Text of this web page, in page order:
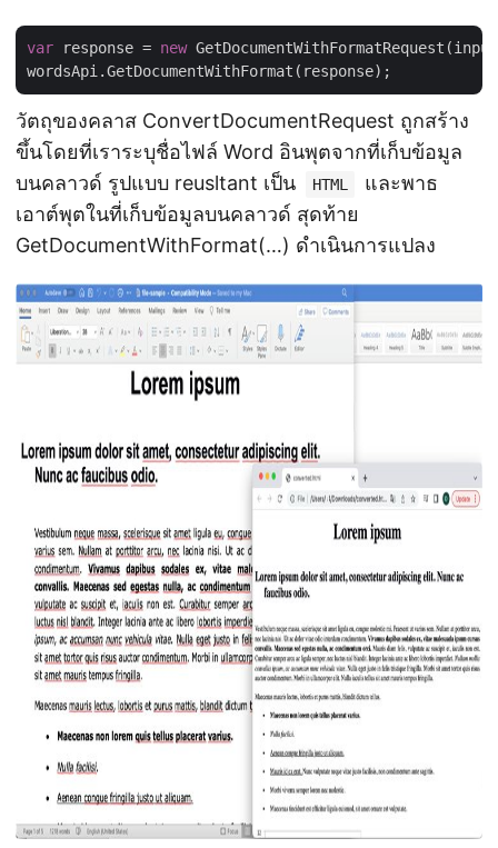
var response = new
วัตถุของคลาส ConvertDocumentRequest ถูกสร้าง
ขึ้นโดยที่เราระบุชื่อไฟล์ Word อินพุตจากที่เก็บข้อมูล
บนคลาวด์ รูปแบบ reusltant เป็น
HTML
และพาธ
เอาต์พุตในที่เก็บข้อมูลบนคลาวด์ สุดท้าย
GetDocumentWithFormat(…) ดำเนินการแปลง